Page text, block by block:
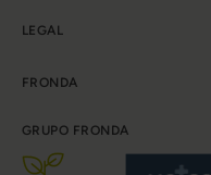
LEGAL
FRONDA
GRUPO FRONDA